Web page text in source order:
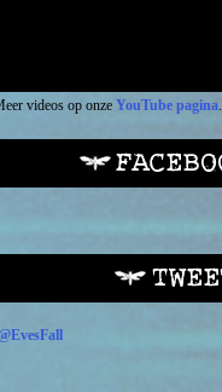
videos op onze YouTube pagina.